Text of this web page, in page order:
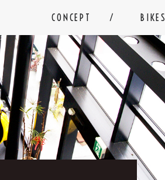
CONCEPT BIKES